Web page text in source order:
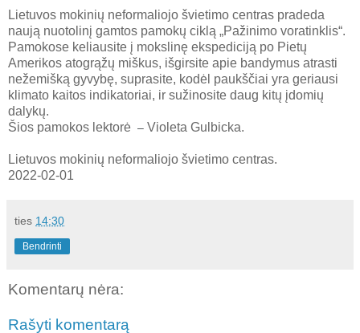
Lietuvos mokinių neformaliojo švietimo centras pradeda
naują nuotolinį gamtos pamokų ciklą „Pažinimo voratinklis“.
Pamokose keliausite į mokslinę ekspediciją po Pietų
Amerikos atogrąžų miškus, išgirsite apie bandymus atrasti
nežemišką gyvybę, suprasite, kodėl paukščiai yra geriausi
klimato kaitos indikatoriai, ir sužinosite daug kitų įdomių
dalykų.
Šios pamokos lektorė – Violeta Gulbicka.
Lietuvos mokinių neformaliojo švietimo centras.
2022-02-01
ties 14:30
Bendrinti
Komentarų nėra:
Rašyti komentarą